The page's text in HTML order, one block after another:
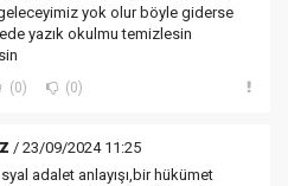
yok olur böyle giderse
yazık okulmu temizlesin
(0) (0)
/ 23/09/2024 11:25
adalet anlayışı,bir hükümet